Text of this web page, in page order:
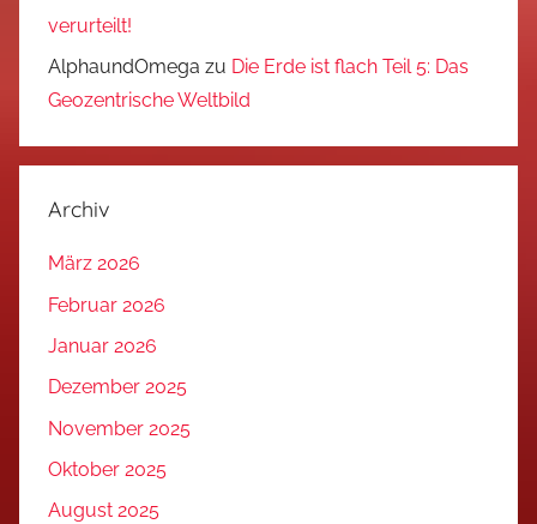
verurteilt!
AlphaundOmega zu Die Erde ist flach Teil 5: Das
Geozentrische Weltbild
Archiv
März 2026
Februar 2026
Januar 2026
Dezember 2025
November 2025
Oktober 2025
August 2025